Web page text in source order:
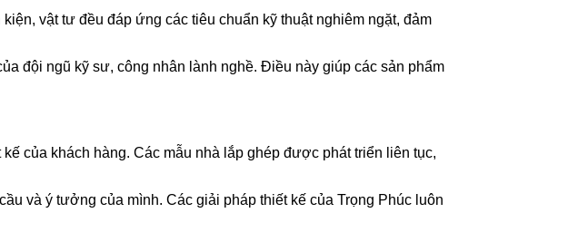
vật tư đều đáp ứng các tiêu chuẩn kỹ thuật nghiêm ngặt, đảm
đội ngũ kỹ sư, công nhân lành nghề. Điều này giúp các sản phẩm
của khách hàng. Các mẫu nhà lắp ghép được phát triển liên tục,
và ý tưởng của mình. Các giải pháp thiết kế của Trọng Phúc luôn